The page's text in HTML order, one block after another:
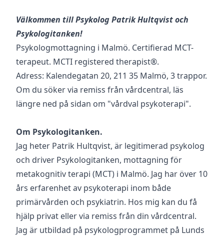
Välkommen till Psykolog Patrik Hultqvist och
Psykologitanken!
Psykologmottagning i Malmö. Certifierad MCT-
terapeut. MCTI registered therapist®.
Adress: Kalendegatan 20, 211 35 Malmö, 3 trappor.
Om du söker via remiss från vårdcentral, läs
längre ned på sidan om "vårdval psykoterapi".
Om Psykologitanken.
Jag heter Patrik Hultqvist, är legitimerad psykolog
och driver Psykologitanken, mottagning för
metakognitiv terapi (MCT) i Malmö. Jag har över 10
års erfarenhet av psykoterapi inom både
primärvården och psykiatrin. Hos mig kan du få
hjälp privat eller via remiss från din vårdcentral.
Jag är utbildad på psykologprogrammet på Lunds